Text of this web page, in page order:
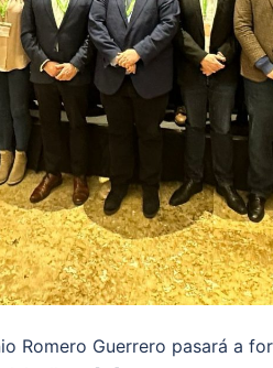
Romero Guerrero pasará a